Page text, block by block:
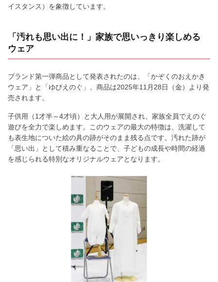
イスタンス）を象徴しています。
「汚れも思い出に！」家族で思いっきり楽しめる
ウェア
ブランド第一弾商品として発表されたのは、「かぞくのおえかき
ウェア」と「ゆびえのぐ」。商品は2025年11月28日（金）より発
売されます。
子供用（1才半～4才頃）と大人用が展開され、家族全員でえのぐ
遊びを全力で楽しめます。このウェアの最大の特徴は、洗濯して
も表生地についた絵の具の跡がそのまま残る点です。汚れた跡が
「思い出」として積み重なることで、子どもの成長や時間の経過
を感じられる特別なオリジナルウェアとなります。